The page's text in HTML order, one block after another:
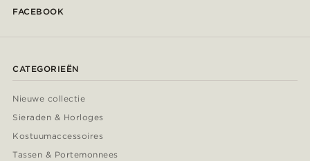
FACEBOOK
CATEGORIEËN
Nieuwe collectie
Sieraden & Horloges
Kostuumaccessoires
Tassen & Portemonnees